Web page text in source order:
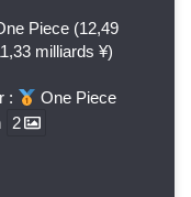
Piece (12,49
milliards ¥)
:
One Piece
2